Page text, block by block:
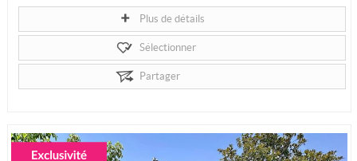
Plus de détails
Sélectionner
Partager